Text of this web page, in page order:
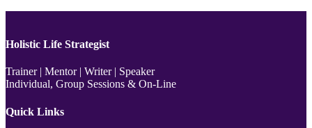
Holistic Life Strategist
Trainer | Mentor | Writer | Speaker
Individual, Group Sessions & On-Line
Quick Links